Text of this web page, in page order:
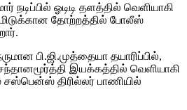
நடிப்பில் ஓடிடி தளத்தில் வெளியாகி
மிடுக்கான தோற்றத்தில் போலீஸ்
பி.ஜி.முத்தையா தயாரிப்பில்,
இயக்கத்தில் வெளியாகி
சஸ்பென்ஸ் திரில்லர் பாணியில்